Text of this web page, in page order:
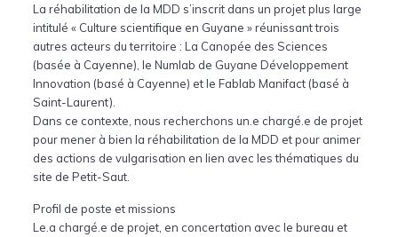
La réhabilitation de la MDD s’inscrit dans un projet plus large
intitulé « Culture scientifique en Guyane » réunissant trois
autres acteurs du territoire : La Canopée des Sciences
(basée à Cayenne), le Numlab de Guyane Développement
Innovation (basé à Cayenne) et le Fablab Manifact (basé à
Saint-Laurent).
Dans ce contexte, nous recherchons un.e chargé.e de projet
pour mener à bien la réhabilitation de la MDD et pour animer
des actions de vulgarisation en lien avec les thématiques du
site de Petit-Saut.
Profil de poste et missions
Le.a chargé.e de projet, en concertation avec le bureau et